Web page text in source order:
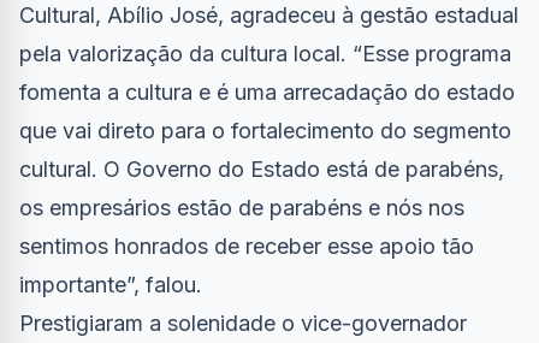
Cultural, Abílio José, agradeceu à gestão estadual
pela valorização da cultura local. “Esse programa
fomenta a cultura e é uma arrecadação do estado
que vai direto para o fortalecimento do segmento
cultural. O Governo do Estado está de parabéns,
os empresários estão de parabéns e nós nos
sentimos honrados de receber esse apoio tão
importante”, falou.
Prestigiaram a solenidade o vice-governador